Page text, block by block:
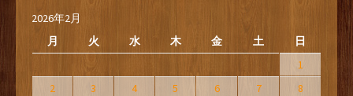
2026年2月
月
火 水 木 金 土 日
1
2
3 4 5 6 7
8